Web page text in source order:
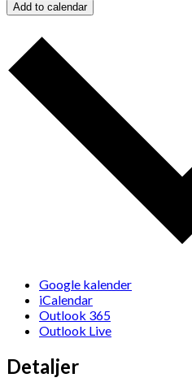
Add to calendar
Google kalender
iCalendar
Outlook 365
Outlook Live
Detaljer